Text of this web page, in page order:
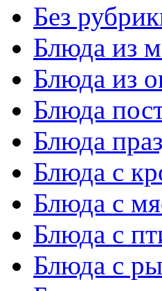
Без
Блюда из
Блюда из
Блюда
Блюда
Блюда с
Блюда с
Блюда с
Блюда с